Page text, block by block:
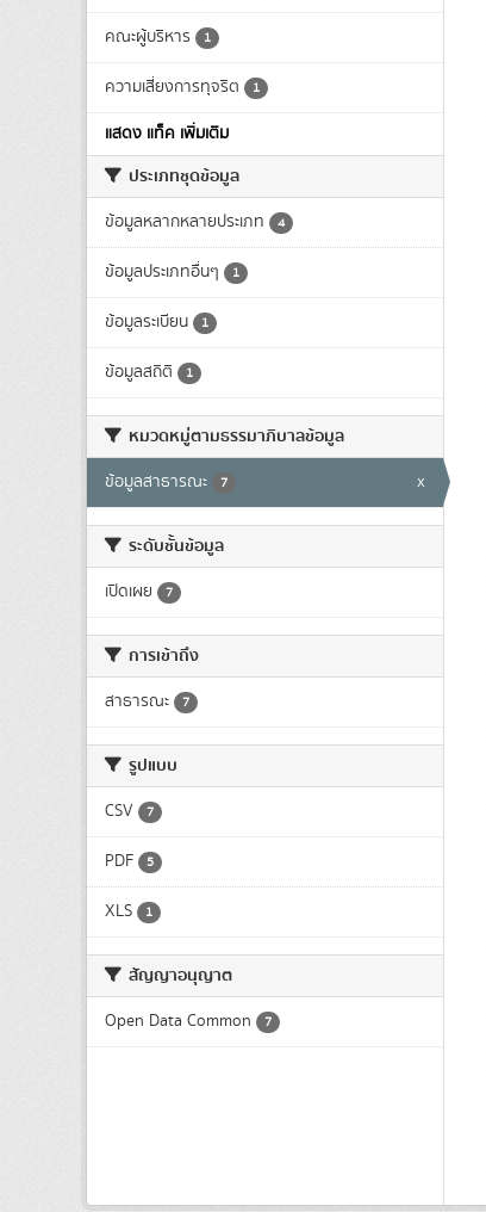
คณะผู้บริหาร 1
ความเสี่ยงการทุจริต 1
แสดง แท็ค เพิ่มเติม
ประเภทชุดข้อมูล
ข้อมูลหลากหลายประเภท 4
ข้อมูลประเภทอื่นๆ 1
ข้อมูลระเบียน 1
ข้อมูลสถิติ 1
หมวดหมู่ตามธรรมาภิบาลข้อมูล
ข้อมูลสาธารณะ 7 x
ระดับชั้นข้อมูล
เปิดเผย 7
การเข้าถึง
สาธารณะ 7
รูปแบบ
CSV 7
PDF 5
XLS 1
สัญญาอนุญาต
Open Data Common 7